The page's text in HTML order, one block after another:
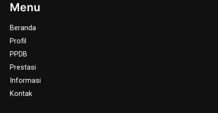
Menu
Beranda
Profil
PPDB
Prestasi
Informasi
Kontak